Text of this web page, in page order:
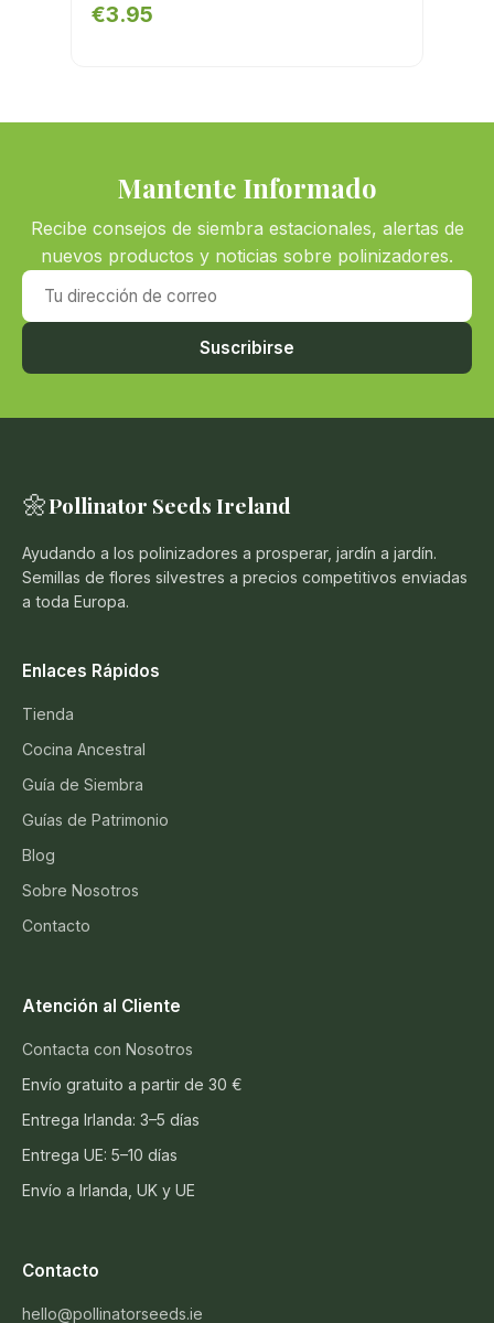
€3.95
Mantente Informado
Recibe consejos de siembra estacionales, alertas de
nuevos productos y noticias sobre polinizadores.
Tu dirección de correo
Suscribirse
🌼Pollinator Seeds Ireland
Ayudando a los polinizadores a prosperar, jardín a jardín.
Semillas de flores silvestres a precios competitivos enviadas
a toda Europa.
Enlaces Rápidos
Tienda
Cocina Ancestral
Guía de Siembra
Guías de Patrimonio
Blog
Sobre Nosotros
Contacto
Atención al Cliente
Contacta con Nosotros
Envío gratuito a partir de 30 €
Entrega Irlanda: 3–5 días
Entrega UE: 5–10 días
Envío a Irlanda, UK y UE
Contacto
hello@pollinatorseeds.ie